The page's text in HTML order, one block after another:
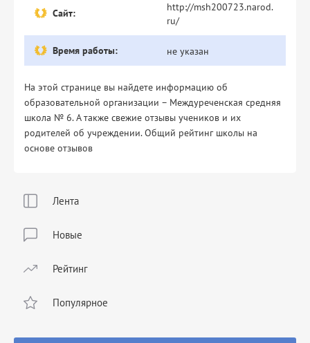
Лента
Новые
Рейтинг
Популярное
Сайт:
http://msh200723.narod.
ru/
Время работы: не указан
На этой странице вы найдете информацию об
образовательной организации – Междуреченская средняя
школа № 6. А также свежие отзывы учеников и их
родителей об учреждении. Общий рейтинг школы на
основе отзывов